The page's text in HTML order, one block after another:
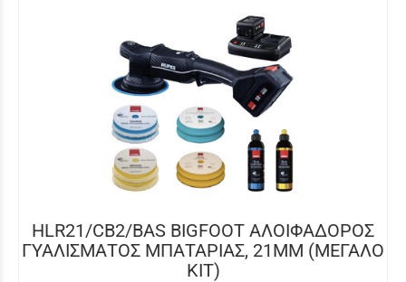
HLR21/CB2/BAS BIGFOOT ΑΛΟΙΦΑΔΟΡΟΣ
ΓΥΑΛΙΣΜΑΤΟΣ ΜΠΑΤΑΡΙΑΣ, 21MM (ΜΕΓΑΛΟ
ΚΙΤ)